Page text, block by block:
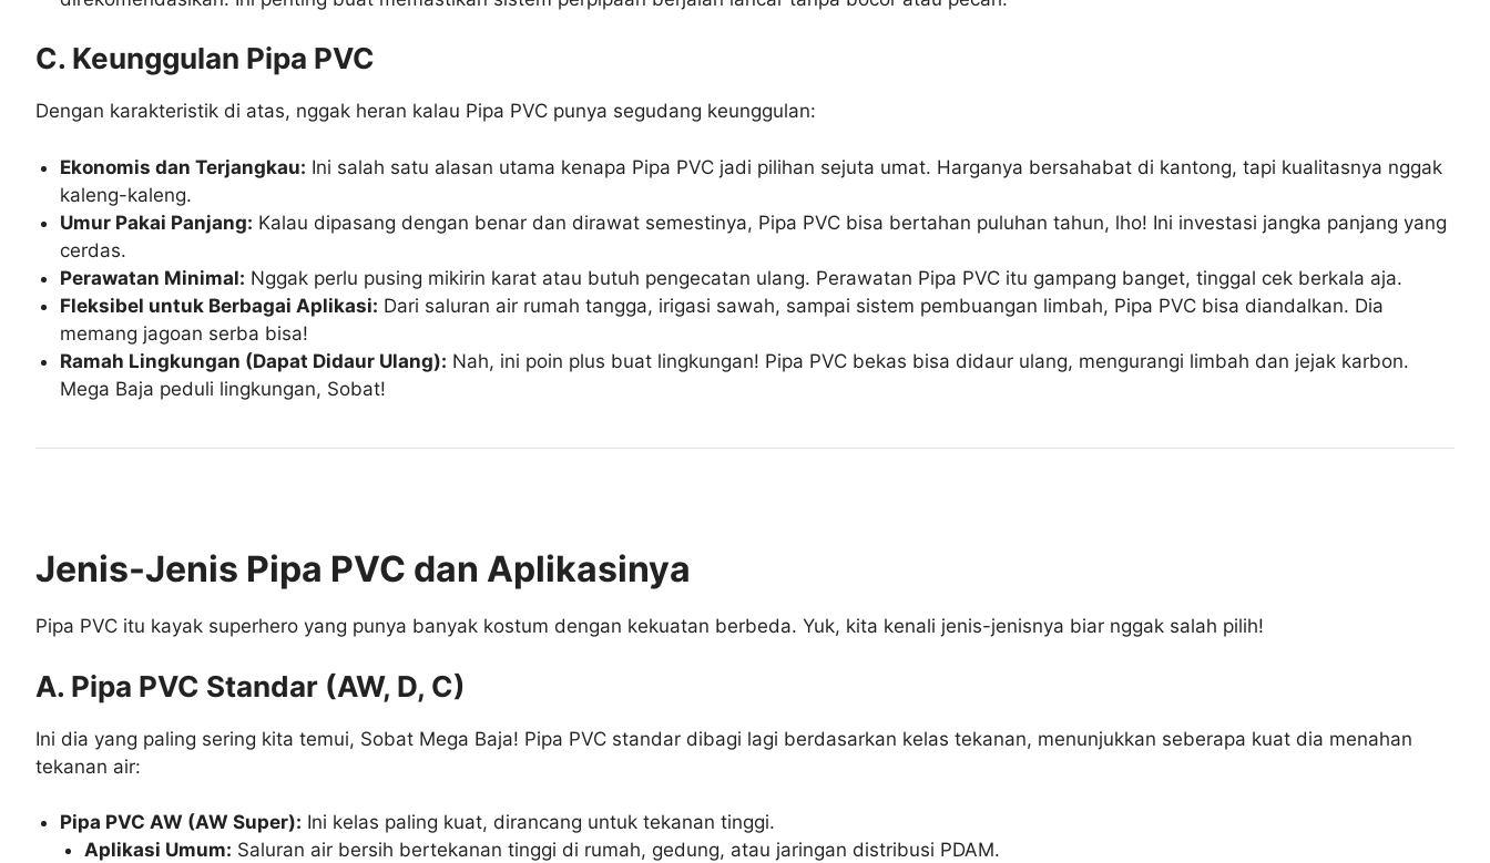
C. Keunggulan Pipa PVC
Dengan karakteristik di atas, nggak heran kalau Pipa PVC punya segudang keunggulan:
Ekonomis dan Terjangkau: Ini salah satu alasan utama kenapa Pipa PVC jadi pilihan sejuta umat. Harganya bersahabat di kantong, tapi kualitasnya nggak
kaleng-kaleng.
Umur Pakai Panjang: Kalau dipasang dengan benar dan dirawat semestinya, Pipa PVC bisa bertahan puluhan tahun, lho! Ini investasi jangka panjang yang
cerdas.
Perawatan Minimal: Nggak perlu pusing mikirin karat atau butuh pengecatan ulang. Perawatan Pipa PVC itu gampang banget, tinggal cek berkala aja.
Fleksibel untuk Berbagai Aplikasi: Dari saluran air rumah tangga, irigasi sawah, sampai sistem pembuangan limbah, Pipa PVC bisa diandalkan. Dia
memang jagoan serba bisa!
Ramah Lingkungan (Dapat Didaur Ulang): Nah, ini poin plus buat lingkungan! Pipa PVC bekas bisa didaur ulang, mengurangi limbah dan jejak karbon.
Mega Baja peduli lingkungan, Sobat!
Jenis-Jenis Pipa PVC dan Aplikasinya
Pipa PVC itu kayak superhero yang punya banyak kostum dengan kekuatan berbeda. Yuk, kita kenali jenis-jenisnya biar nggak salah pilih!
A. Pipa PVC Standar (AW, D, C)
Ini dia yang paling sering kita temui, Sobat Mega Baja! Pipa PVC standar dibagi lagi berdasarkan kelas tekanan, menunjukkan seberapa kuat dia menahan
tekanan air:
Pipa PVC AW (AW Super): Ini kelas paling kuat, dirancang untuk tekanan tinggi.
Aplikasi Umum: Saluran air bersih bertekanan tinggi di rumah, gedung, atau jaringan distribusi PDAM.